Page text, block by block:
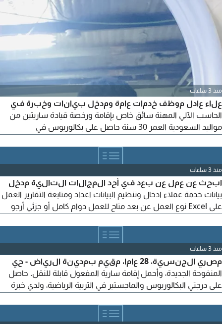
منذ 3 ساعات
علاء عادل موظف خدمات عامة ومدخل بيانات وخبرة في
الحاسب الآلي المهنة سائق خاص بإقامة ورخصة قيادة ساريتين من
مواليد السعودية العمر 30 سنة حاصل على بكالوريوس في
والتكنولوجيا والنقل البحري امتلك مهارات قوية في استخدام الحاسب
الآلي وبرامج Microsoft Office سرعة ودقة في ادخال البيانات رياضي
غير مدخن عملت في مكتب خدمات لمدة سنة ومشرف في منتجع
سياحي
منذ 3 ساعات
ابحث عن عمل عن بعد في أحد المجالات التالية مدخل
بيانات خدمة عملاء ادخال وتنظيم البيانات اعداد ومتابعة التقارير العمل
على Excel نوع العمل عن بعد متاح للعمل دوام كامل أو جزئي أرجو
التواصل
منذ 3 ساعات
مصري الجنسية، 28 عاما، مقيم بمدينة الرياض - حي
المنفوحة الجديدة، وأحمل إقامة سارية المفعول قابلة للنقل. حاصل
على درجتي البكالوريوس والماجستير في التربية الرياضية، ولدي خبرة
في مجال المبيعات وخدمة العملاء والتعامل مع النقدية وتسجيل
المبيعات بدقة، بالاضافة الى اجادة استخدام برامج Microsoft Word
وExcel. أسعى للحصول على فرصة عمل مناسبة استثمر من خلالها